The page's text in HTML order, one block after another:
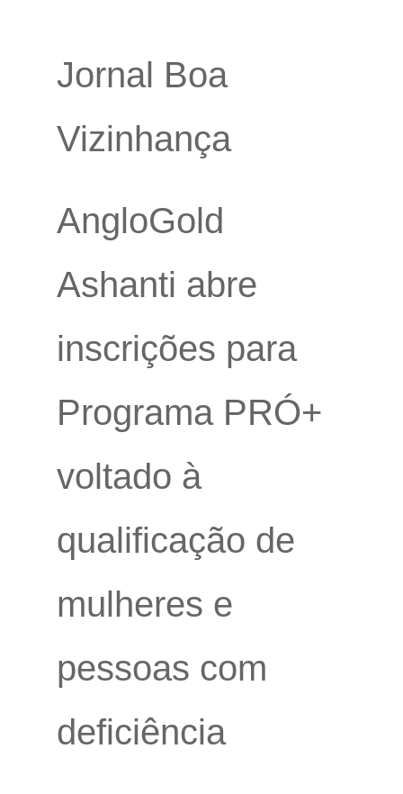
Jornal Boa
Vizinhança
AngloGold
Ashanti abre
inscrições para
Programa PRÓ+
voltado à
qualificação de
mulheres e
pessoas com
deficiência